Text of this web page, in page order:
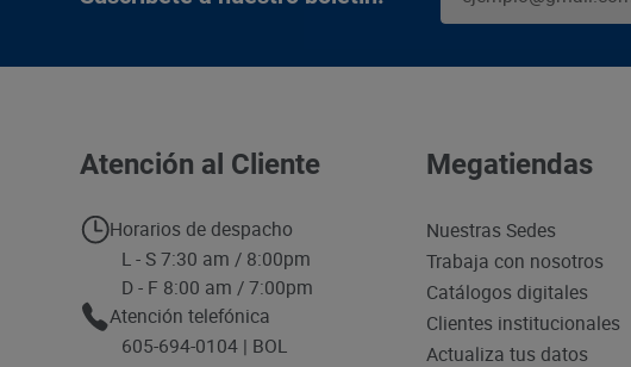
Atención al Cliente
Horarios de despacho
L - S 7:30 am / 8:00pm
D - F 8:00 am / 7:00pm
Atención telefónica
605-694-0104 | BOL
Megatiendas
Nuestras Sedes
Trabaja con nosotros
Catálogos digitales
Clientes institucionales
Actualiza tus datos